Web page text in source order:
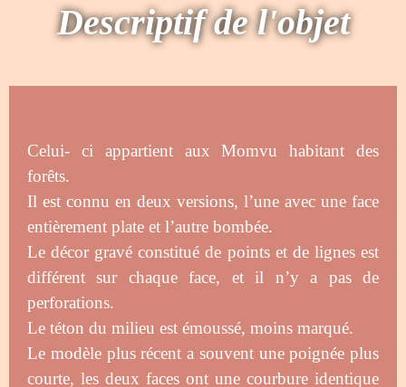
Descriptif de l'objet
Celui- ci appartient aux Momvu habitant des
forêts.
Il est connu en deux versions, l’une avec une face
entièrement plate et l’autre bombée.
Le décor gravé constitué de points et de lignes est
différent sur chaque face, et il n’y a pas de
perforations.
Le téton du milieu est émoussé, moins marqué.
Le modèle plus récent a souvent une poignée plus
courte, les deux faces ont une courbure identique